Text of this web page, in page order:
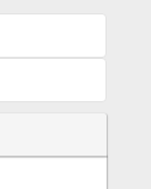
СПОЙЛЕРА